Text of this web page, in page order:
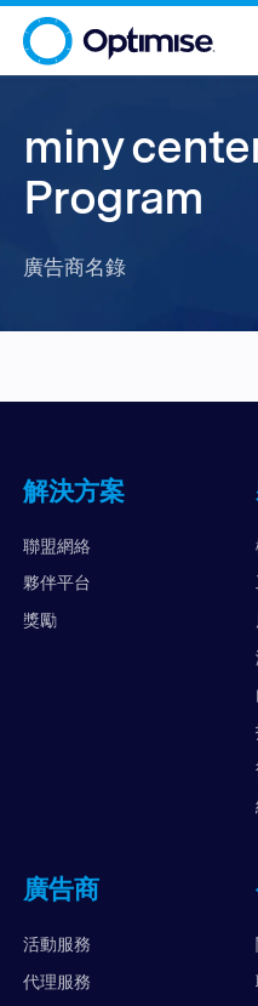
miny
Program
廣告商名錄
解決方案
聯盟網絡
夥伴平台
獎勵
廣告商
活動服務
代理服務